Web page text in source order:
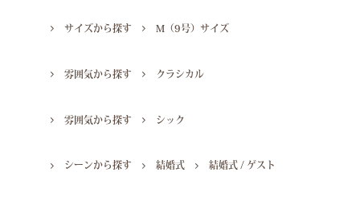
サイズから探す M（9号）サイズ
雰囲気から探す クラシカル
雰囲気から探す シック
シーンから探す 結婚式 結婚式 / ゲスト